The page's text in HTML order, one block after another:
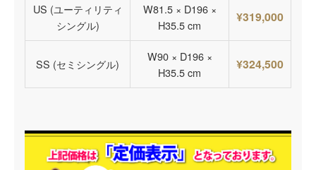
US (ユーティリティ
シングル)
W81.5 × D196 ×
H35.5 cm
¥319,000
SS (セミシングル)
W90 × D196 ×
H35.5 cm
¥324,500